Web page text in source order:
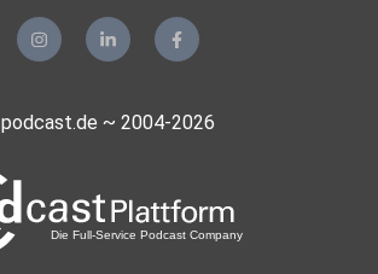
podcast.de ~ 2004-2026